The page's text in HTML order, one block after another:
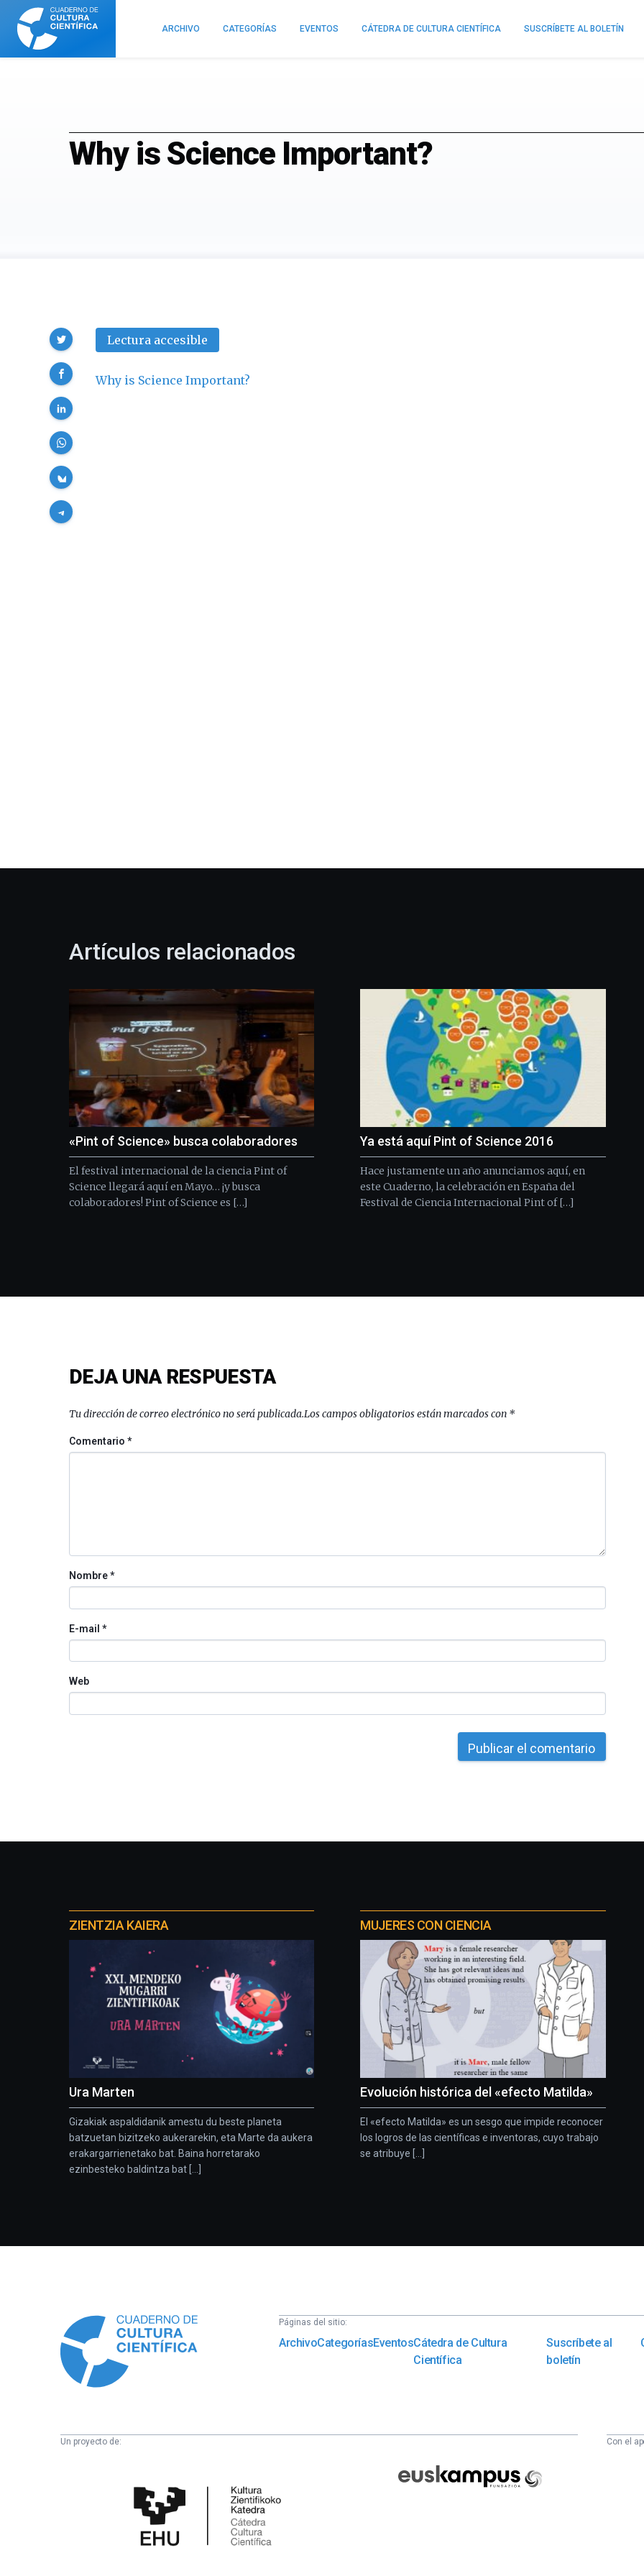
Cuaderno
Cultura
Científica
ARCHIVO CATEGORÍAS EVENTOS CÁTEDRA DE CULTURA CIENTÍFICA SUSCRÍBETE AL BOLETÍN
Why is Science Important?
Lectura accesible
Why is Science Important?
Compartir
Artículos relacionados
«Pint of Science» busca colaboradores
El festival internacional de la ciencia Pint of
Science llegará aquí en Mayo… ¡y busca
colaboradores! Pint of Science es […]
Ya está aquí Pint of Science 2016
Hace justamente un año anunciamos aquí, en
este Cuaderno, la celebración en España del
Festival de Ciencia Internacional Pint of […]
DEJA UNA RESPUESTA
Tu dirección de correo electrónico no será publicada.Los campos obligatorios están marcados con *
Comentario*
Nombre*
E-mail *
Web
proyectos
ZIENTZIA KAIERA
Ura Marten
Gizakiak aspaldidanik amestu du beste planeta
batzuetan bizitzeko aukerarekin, eta Marte da aukera
erakargarrienetako bat. Baina horretarako
ezinbesteko baldintza bat [...]
MUJERES CON CIENCIA
Evolución histórica del «efecto Matilda»
El «efecto Matilda» es un sesgo que impide reconocer
los logros de las científicas e inventoras, cuyo trabajo
se atribuye [...]
Páginas del sitio:
ArchivoCategoríasEventosCátedra de Cultura
Científica
Suscríbete al
boletín
Un proyecto de:
Científica
Fundazioa
Con el